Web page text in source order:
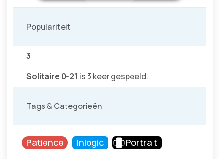
Populariteit
3
Solitaire 0-21 is 3 keer gespeeld.
Tags & Categorieën
Patience Inlogic Portrait